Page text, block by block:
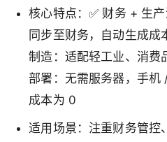
核心特点：✅ 财务 + 生
同步至财务，自动生成成
制造：适配轻工业、消费
部署：无需服务器，手机
成本为 0
适用场景：注重财务管控